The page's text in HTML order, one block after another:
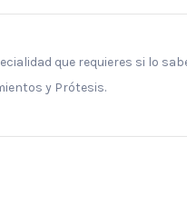
que requieres si lo
y Prótesis.